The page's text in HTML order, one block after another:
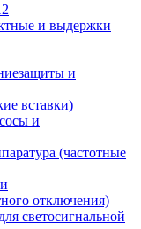
и выдержки
и
вставки)
и
(частотные
отключения)
светосигнальной